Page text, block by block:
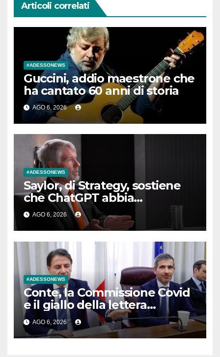
Articoli correlati
#ADESSONEWS
Guccini, addio maestrone che
ha cantato 60 anni di storia
AGO 6, 2026
#ADESSONEWS
Saylor, di Strategy, sostiene
che ChatGPT abbia
determinato una svolta
finanziaria da 15 miliardi di
dollari
AGO 6, 2026
#ADESSONEWS
Conte, la Commissione Covid
e il giallo della lettera
anonima sulle mascherine
“da 100 milioni di euro”
AGO 6, 2026